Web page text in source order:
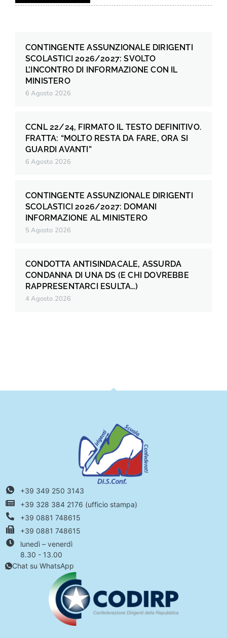
CONTINGENTE ASSUNZIONALE DIRIGENTI
SCOLASTICI 2026/2027: SVOLTO
L’INCONTRO DI INFORMAZIONE CON IL
MINISTERO
6 Agosto 2026
CCNL 22/24, FIRMATO IL TESTO DEFINITIVO.
FRATTA: “MOLTO RESTA DA FARE, ORA SI
GUARDI AVANTI”
6 Agosto 2026
CONTINGENTE ASSUNZIONALE DIRIGENTI
SCOLASTICI 2026/2027: DOMANI
INFORMAZIONE AL MINISTERO
5 Agosto 2026
CONDOTTA ANTISINDACALE, ASSURDA
CONDANNA DI UNA DS (E CHI DOVREBBE
RAPPRESENTARCI ESULTA…)
4 Agosto 2026
+39 349 250 3143
+39 328 384 2176 (ufficio stampa)
+39 0881 748615
+39 0881 748615
lunedì – venerdì
8.30 - 13.00
Chat su WhatsApp